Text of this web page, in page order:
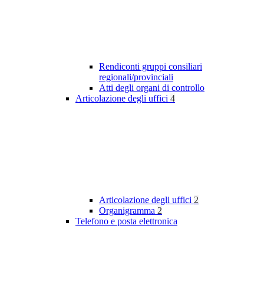
Rendiconti gruppi consiliari
regionali/provinciali
Atti degli organi di controllo
Articolazione degli uffici 4
Articolazione degli uffici 2
Organigramma 2
Telefono e posta elettronica